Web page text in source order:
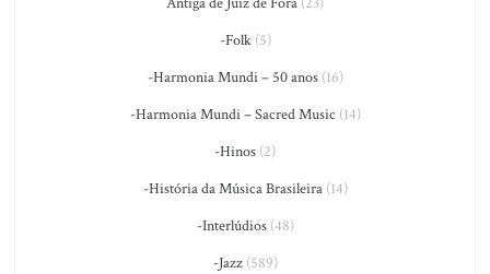
-Folk(5)
-Harmonia Mundi – 50 anos(16)
-Harmonia Mundi – Sacred Music (14)
-Hinos (2)
-História da Música Brasileira(14)
-Interlúdios(48)
-Jazz(589)